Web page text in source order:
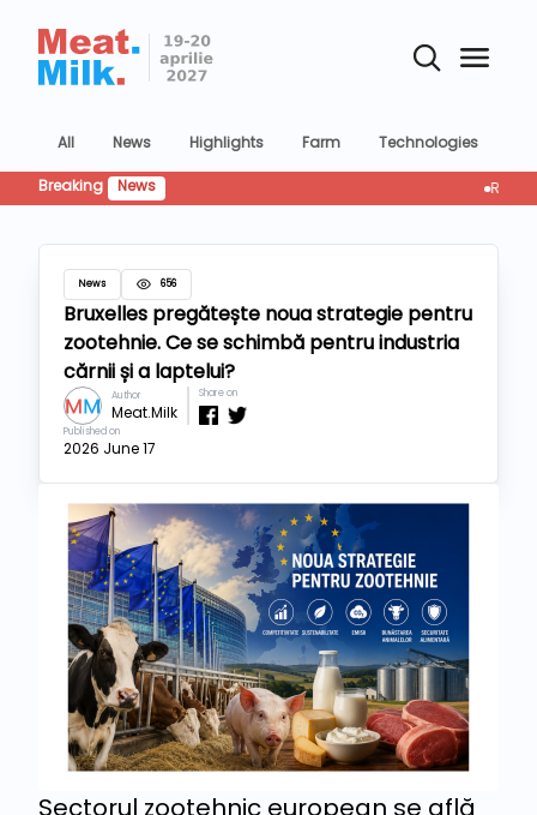
All News Highlights Farm Technologies
Breaking News
News 656
Bruxelles pregătește noua strategie pentru
zootehnie. Ce se schimbă pentru industria
cărnii și a laptelui?
Author
Meat.Milk
Share on
Published on
2026 June 17
Sectorul zootehnic european se află